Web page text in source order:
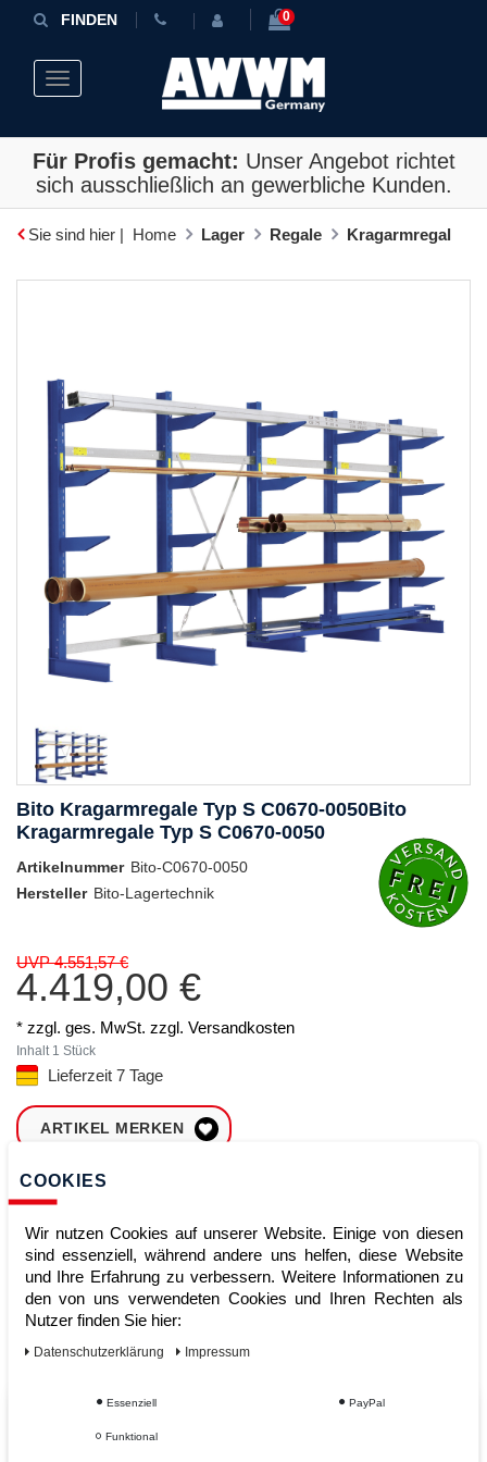
FINDEN 0
Toggle navigation
Für Profis gemacht: Unser Angebot richtet
sich ausschließlich an gewerbliche Kunden.
Sie sind hier | Home Lager Regale Kragarmregal
Bito Kragarmregale Typ S C0670-0050Bito
Kragarmregale Typ S C0670-0050
Artikelnummer Bito-C0670-0050
Hersteller Bito-Lagertechnik
UVP 4.551,57 €
4.419,00 €
* zzgl. ges. MwSt. zzgl. Versandkosten
Inhalt 1 Stück
Lieferzeit 7 Tage
ARTIKEL MERKEN
ZUM WARENKORB
Sofort lieferbar
Kauf auf Rechnung
COOKIES
Wir nutzen Cookies auf unserer Website. Einige von diesen
sind essenziell, während andere uns helfen, diese Website
und Ihre Erfahrung zu verbessern. Weitere Informationen zu
den von uns verwendeten Cookies und Ihren Rechten als
Nutzer finden Sie hier:
Daten­schutz­erklärung Impressum
Essenziell PayPal
Funktional